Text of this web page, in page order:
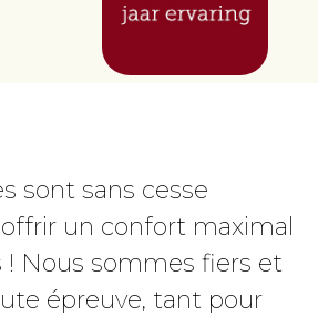
sont sans cesse
un confort maximal
! Nous sommes fiers et
épreuve, tant pour